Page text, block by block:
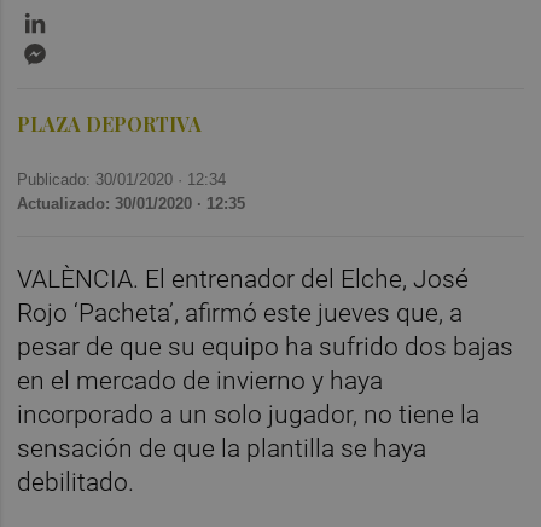
PLAZA DEPORTIVA
Publicado: 30/01/2020 · 12:34
Actualizado: 30/01/2020 · 12:35
VALÈNCIA. El entrenador del Elche, José
Rojo ‘Pacheta’, afirmó este jueves que, a
pesar de que su equipo ha sufrido dos bajas
en el mercado de invierno y haya
incorporado a un solo jugador, no tiene la
sensación de que la plantilla se haya
debilitado.